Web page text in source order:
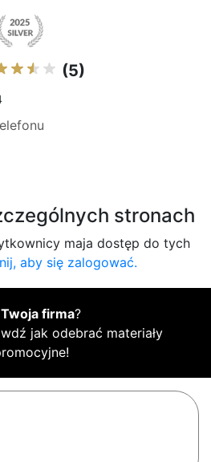
(5)
stronach
maja dostęp do tych
aby się zalogować.
firma?
jak odebrać materiały